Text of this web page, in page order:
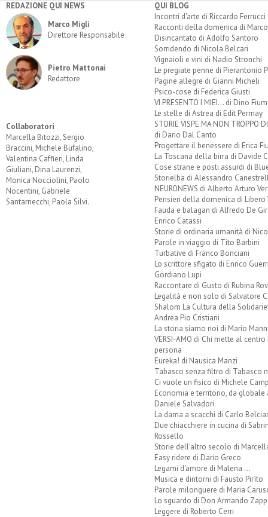
REDAZIONE QUI NEWS
Marco Migli
Direttore Responsabile
Pietro Mattonai
Redattore
Collaboratori
Marcella Bitozzi, Sergio
Braccini, Michele Bufalino,
Valentina Caffieri, Linda
Giuliani, Dina Laurenzi,
Monica Nocciolini, Paolo
Nocentini, Gabriele
Santarnecchi, Paola Silvi.
QUI BLOG
Incontri d'arte di Riccardo Ferrucci
Racconti della domenica di
Disincantato di Adolfo Santoro
Sorridendo di Nicola Belcari
Vignaioli e vini di Nadio Stronchi
Le pregiate penne di Pierantonio
Pagine allegre di Gianni Micheli
Psico-cose di Federica Giusti
VI PRESENTO I MIEI... di Dino
Le stelle di Astrea di Edit Permay
STORIE VISPE MA NON TROPPO
di Dario Dal Canto
Progettare il benessere di Erica
La Toscana della birra di Davide
Cose strane e posti assurdi di
Storielba di Alessandro
NEURONEWS di Alberto Arturo
Pensieri della domenica di Libero
Fauda e balagan di Alfredo De
Enrico Catassi
Storie di ordinaria umanità di
Parole in viaggio di Tito Barbini
Turbative di Franco Bonciani
Lo scrittore sfigato di Enrico
Gordiano Lupi
Raccontare di Gusto di Rubina
Legalità e non solo di Salvatore
Shalom La Cultura della
Andrea Pio Cristiani
La storia siamo noi di Mario
VERSI-AMO di Chi mette al centro
persona
Eureka! di Nausica Manzi
Tabasco senza filtro di Tabasco
Ci vuole un fisico di Michele
Economia e territorio, da globale
Daniele Salvadori
La dama a scacchi di Carlo
Due chiacchiere in cucina di
Rossello
Storie dell'altro secolo di
Easy ridere di Dario Greco
Legami d'amore di Malena ...
Musica e dintorni di Fausto Pirìto
Parole milonguere di Maria
Lo sguardo di Don Armando
Leggere di Roberto Cerri